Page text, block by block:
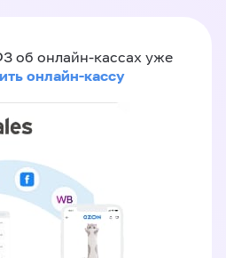
об онлайн-кассах уже
онлайн-кассу